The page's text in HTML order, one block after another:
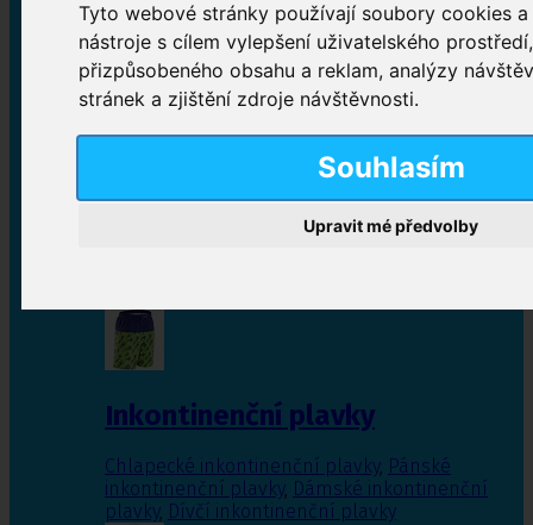
Tyto webové stránky používají soubory cookies
nástroje s cílem vylepšení uživatelského
přizpůsobeného obsahu a reklam, analýzy
stránek a zjištění zdroje návštěvnosti.
Souhlasím
Upravit mé předvolby
Inkontinenční kalhotky
Plenkové kalhotky navlékací,Plenkové kalhotky
zalepovací,Inkontinenční kalhotky dámské
Inkontinenční vložky
Inkontinenční plavky
Chlapecké inkontinenční plavky, Pánské
inkontinenční plavky, Dámské inkontinenční
plavky, Dívčí inkontinenční plavky